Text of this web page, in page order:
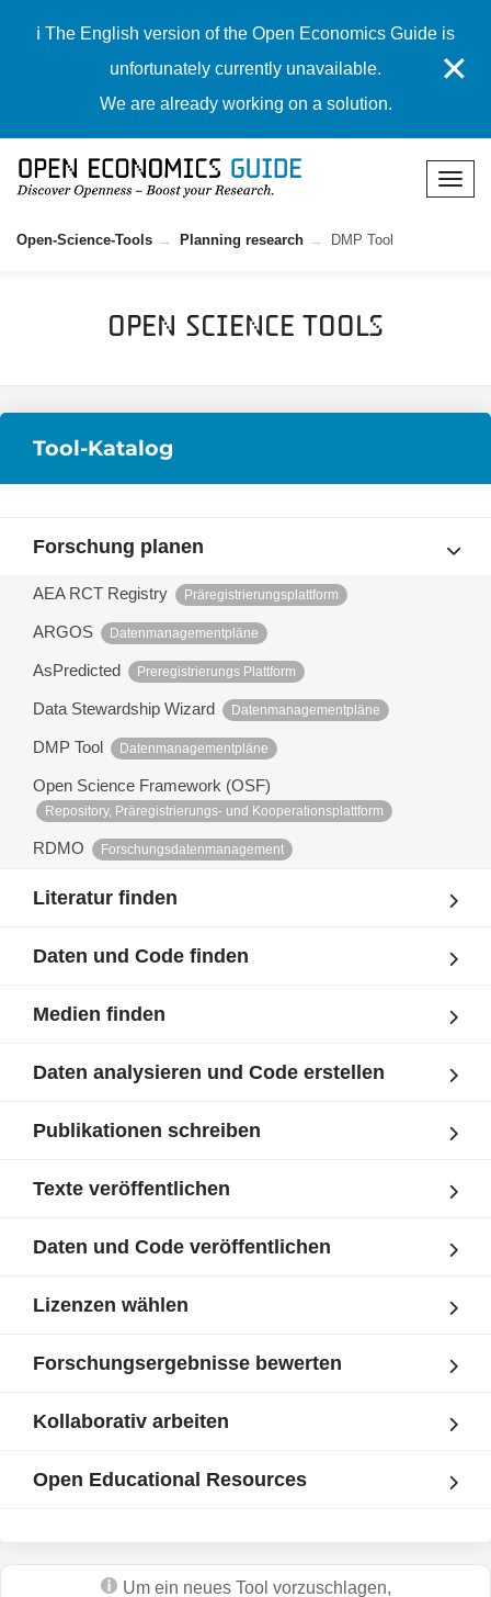
ℹ️ The English version of the Open Economics Guide is
unfortunately currently unavailable.
We are already working on a solution.
✕
Open-Science-Tools Planning research DMP Tool
Open Science Tools
Tool-Katalog
Forschung planen
AEA RCT Registry Präregistrierungsplattform
ARGOS Datenmanagementpläne
AsPredicted Preregistrierungs Plattform
Data Stewardship Wizard Datenmanagementpläne
DMP Tool Datenmanagementpläne
Open Science Framework (OSF)
Repository, Präregistrierungs- und Kooperationsplattform
RDMO Forschungsdatenmanagement
Literatur finden
Daten und Code finden
Medien finden
Daten analysieren und Code erstellen
Publikationen schreiben
Texte veröffentlichen
Daten und Code veröffentlichen
Lizenzen wählen
Forschungsergebnisse bewerten
Kollaborativ arbeiten
Open Educational Resources
Um ein neues Tool vorzuschlagen,